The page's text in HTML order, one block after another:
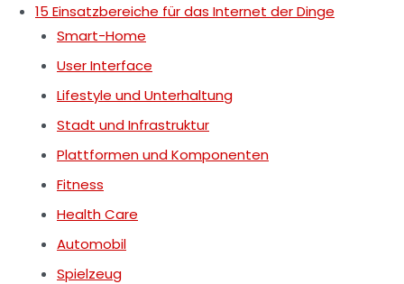
15 Einsatzbereiche für das Internet der Dinge
Smart-Home
User Interface
Lifestyle und Unterhaltung
Stadt und Infrastruktur
Plattformen und Komponenten
Fitness
Health Care
Automobil
Spielzeug